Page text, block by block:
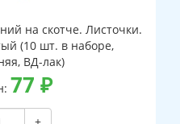
на скотче. Листочки.
(10 шт. в наборе,
ВД-лак)
77 ₽